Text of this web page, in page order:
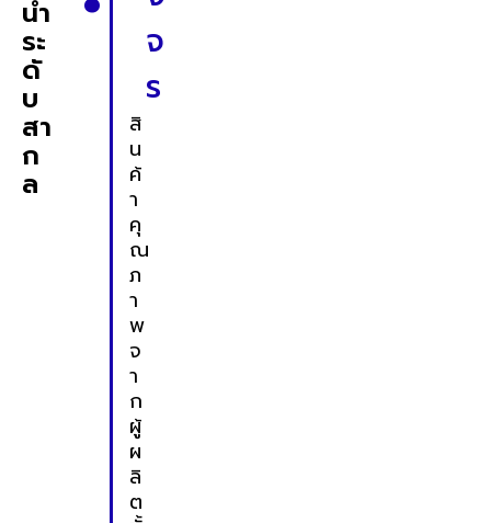
นำ
ระ
ดั
บ
สา
ก
ล
จ
ร
สิ
น
ค้
า
คุ
ณ
ภ
า
พ
จ
า
ก
ผู้
ผ
ลิ
ต